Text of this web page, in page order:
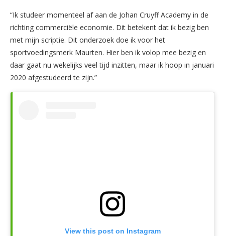
“Ik studeer momenteel af aan de Johan Cruyff Academy in de
richting commerciële economie. Dit betekent dat ik bezig ben
met mijn scriptie. Dit onderzoek doe ik voor het
sportvoedingsmerk Maurten. Hier ben ik volop mee bezig en
daar gaat nu wekelijks veel tijd inzitten, maar ik hoop in januari
2020 afgestudeerd te zijn.”
View this post on Instagram